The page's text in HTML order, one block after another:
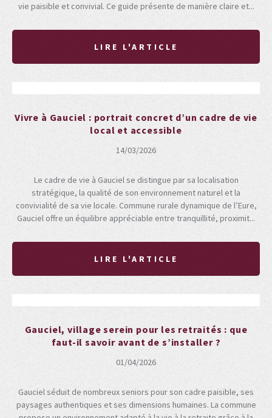
vie paisible et convivial. Ce guide présente de manière claire et...
LIRE L'ARTICLE
Vivre à Gauciel : portrait concret d’un cadre de vie
local et accessible
14/03/2026
Le cadre de vie à Gauciel se distingue par sa localisation
stratégique, la qualité de son environnement naturel et la
convivialité de sa vie locale. Commune rurale dynamique de l’Eure,
Gauciel offre un équilibre appréciable entre tranquillité, proximit...
LIRE L'ARTICLE
Gauciel, village serein pour les retraités : que
faut-il savoir avant de s’installer ?
01/04/2026
Gauciel séduit de nombreux seniors pour son cadre paisible, ses
paysages authentiques et ses dimensions humaines. La commune